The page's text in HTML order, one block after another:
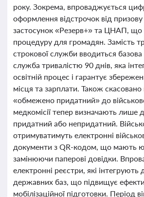
року. Зокрема, впроваджується
оформлення відстрочок від призову
застосунок «Резерв+» та ЦНАП,
процедуру для громадян. Замість
строкової служби вводиться базова
служба тривалістю 90 днів, яка
освітній процес і гарантує
місця та зарплати. Також скасовано
«обмежено придатний» до
медкомісії тепер визначають лише
придатний або непридатний.
отримуватимуть електронні
документи з QR-кодом, що мають
замінюючи паперові довідки.
електронні реєстри, які інтегрують
державних баз, що підвищує
мобілізаційної підготовки. Період